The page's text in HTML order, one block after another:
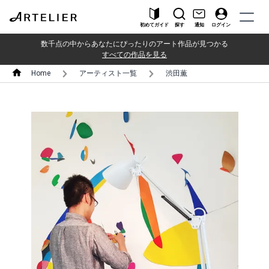
初めてガイド 探す 通知 ログイン
数千点の中からあなたにぴったりのアート作品が見つかる
すべての作品を見る
Home アーティスト一覧 渋田薫